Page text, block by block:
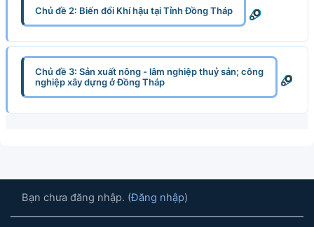
Chủ đề 2: Biến đổi Khí hậu tại Tỉnh Đồng Tháp
Chủ đề 3: Sản xuất nông - lâm nghiệp thuỷ sản; công
nghiệp xây dựng ở Đồng Tháp
Bạn chưa đăng nhập. (Đăng nhập)